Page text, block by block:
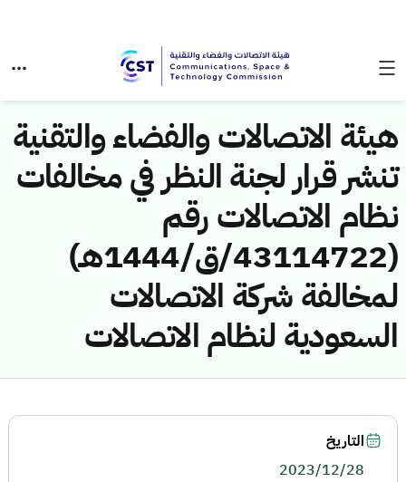
هيئة الاتصالات والفضاء والتقنية
تنشر قرار لجنة النظر في مخالفات
نظام الاتصالات رقم
(43114722/ق/1444هـ)
لمخالفة شركة الاتصالات
السعودية لنظام الاتصالات
التاريخ
2023/12/28